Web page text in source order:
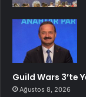
Guild Wars 3’te
Ağustos 8, 2026